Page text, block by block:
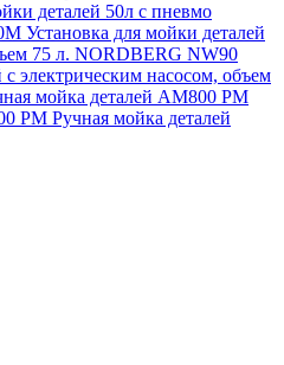
деталей 50л с пневмо
Установка для мойки деталей
75 л. NORDBERG NW90
электрическим насосом, объем
мойка деталей АМ800 РМ
РМ Ручная мойка деталей